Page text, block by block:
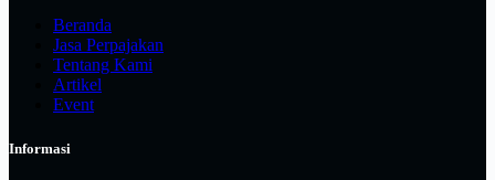
Beranda
Jasa Perpajakan
Tentang Kami
Artikel
Event
Informasi